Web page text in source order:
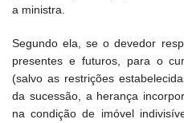
a ministra.
Segundo ela, se o devedor
presentes e futuros, para o
(salvo as restrições
da sucessão, a herança
na condição de imóvel